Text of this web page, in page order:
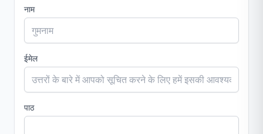
नाम
ईमेल
पाठ